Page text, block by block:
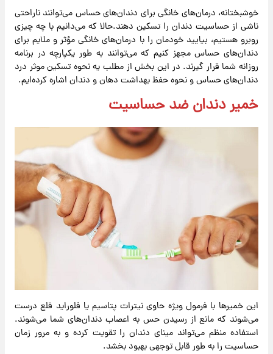
خوشبختانه، درمان‌های خانگی برای دندان‌های حساس می‌توانند ناراحتی
ناشی از حساسیت دندان را تسکین دهند.حالا که می‌دانیم با چه چیزی
روبرو هستیم، بیایید خودمان را با درمان‌های خانگی مؤثر و ملایم برای
دندان‌های حساس مجهز کنیم که می‌توانند به طور یکپارچه در برنامه
روزانه شما قرار گیرند. در این بخش از مطلب یه نحوه تسکین موثر درد
دندان‌های حساس و نحوه حفظ بهداشت دهان و دندان اشاره کرده‌ایم.
خمیر دندان ضد حساسیت
این خمیرها با فرمول ویژه حاوی نیترات پتاسیم یا فلوراید قلع درست
می‌شوند که مانع از رسیدن حس به اعصاب دندان‌های شما می‌شوند.
استفاده منظم می‌تواند مینای دندان را تقویت کرده و به مرور زمان
حساسیت را به طور قابل توجهی بهبود بخشد.